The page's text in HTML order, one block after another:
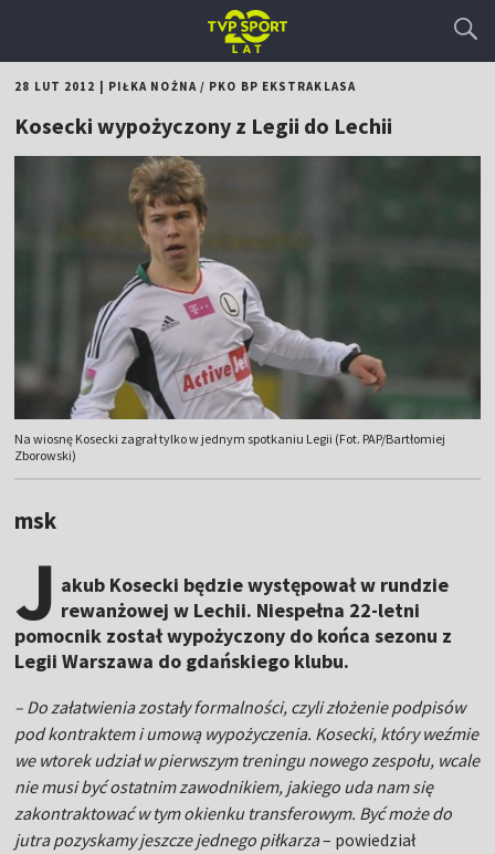
28 LUT 2012 PIŁKA NOŻNA/ PKO BP EKSTRAKLASA
Kosecki wypożyczony z Legii do Lechii
Na wiosnę Kosecki zagrał tylko w jednym spotkaniu Legii (Fot. PAP/Bartłomiej
Zborowski)
msk
J akub Kosecki będzie występował w rundzie
rewanżowej w Lechii. Niespełna 22-letni
pomocnik został wypożyczony do końca sezonu z
Legii Warszawa do gdańskiego klubu.
– Do załatwienia zostały formalności, czyli złożenie podpisów
pod kontraktem i umową wypożyczenia. Kosecki, który weźmie
we wtorek udział w pierwszym treningu nowego zespołu, wcale
nie musi być ostatnim zawodnikiem, jakiego uda nam się
zakontraktować w tym okienku transferowym. Być może do
jutra pozyskamy jeszcze jednego piłkarza– powiedział